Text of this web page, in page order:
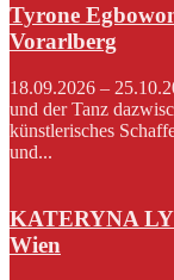
Tyrone
Vorarlberg
18.09.2026 –
und der Tanz
künstlerisches
und...
KATERYNA
Wien